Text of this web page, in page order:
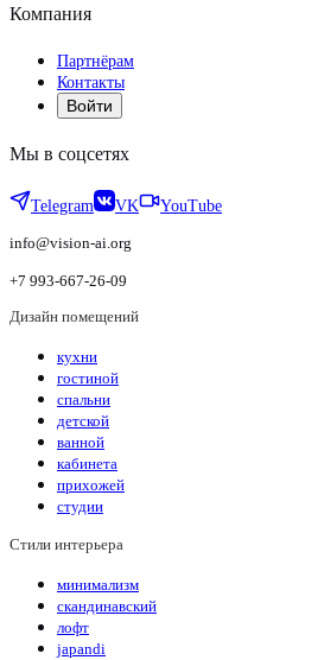
Компания
Партнёрам
Контакты
Войти
Мы в соцсетях
Telegram VK YouTube
info@vision-ai.org
+7 993-667-26-09
Дизайн помещений
кухни
гостиной
спальни
детской
ванной
кабинета
прихожей
студии
Стили интерьера
минимализм
скандинавский
лофт
japandi